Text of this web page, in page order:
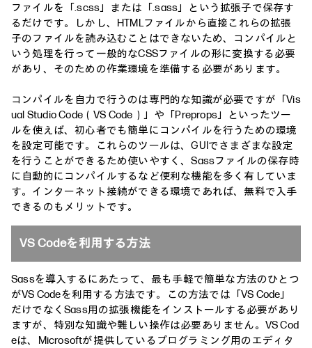
ファイルを「.scss」または「.sass」という拡張子で保存す
るだけです。しかし、HTMLファイルから直接これらの拡張
子のファイルを読み込むことはできないため、コンパイルと
いう処理を行って一般的なCSSファイルの形に変換する必要
があり、そのための作業環境を準備する必要があります。
コンパイルを自力で行うのは専門的な知識が必要ですが「Vis
ual Studio Code（VS Code）」や「Preprops」といったツー
ルを使えば、初心者でも簡単にコンパイルを行うための環境
を設定可能です。これらのツールは、GUIでさまざまな設定
を行うことができるため使いやすく、Sassファイルの保存時
に自動的にコンパイルするなど便利な機能を多く有していま
す。インターネット接続ができる環境であれば、無料で入手
できるのもメリットです。
VS Codeを利用する方法
Sassを導入するにあたって、最も手軽で簡単な方法のひとつ
がVS Codeを利用する方法です。この方法では「VS Code」
だけでなくSass用の拡張機能をインストールする必要があり
ますが、特別な知識や難しい操作は必要ありません。VS Cod
eは、Microsoftが提供しているプログラミング用のエディタ